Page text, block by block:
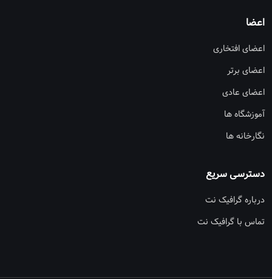
اعضا
اعضای افتخاری
اعضای برتر
اعضای عادی
آموزشگاه ها
نگارخانه ها
دسترسی سریع
درباره گرافیک نت
تماس با گرافیک نت